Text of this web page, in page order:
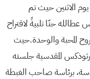
الاثنين حيث تم
حنّا تلبيةً لاقتراح
المحبة والوحدة.حيث
المقدسية جلسته
برئاسة صاحب الغبطة